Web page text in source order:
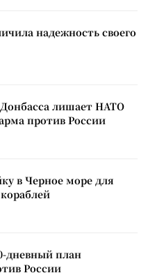
надежность своего
лишает НАТО
против России
в Черное море для
дневный план
России